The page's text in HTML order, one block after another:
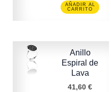
AÑADIR AL
CARRITO
Anillo
Espiral de
Lava
41,60€